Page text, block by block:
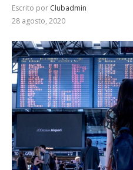
Escrito por Clubadmin
28 agosto, 2020